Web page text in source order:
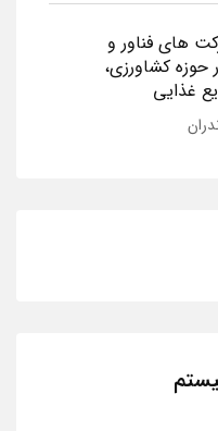
های فناور و
حوزه کشاورزی،
غذایی